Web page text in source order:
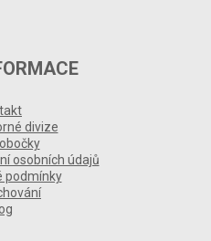
divize
osobních údajů
podmínky